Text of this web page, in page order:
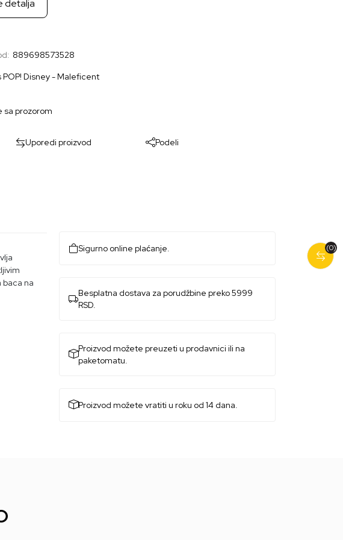
detalja
889698573528
Disney - Maleficent
sa prozorom
Uporedi proizvod Podeli
(0)
baca na
Sigurno online plaćanje.
Besplatna dostava za porudžbine preko 5999
RSD.
Proizvod možete preuzeti u prodavnici ili na
paketomatu.
Proizvod možete vratiti u roku od 14 dana.